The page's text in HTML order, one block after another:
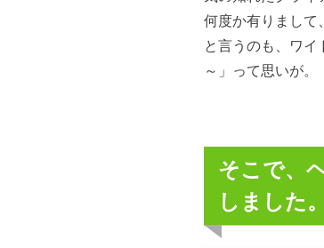
何度か有りまして
と言うのも、ワ
～」って思いが。
そこで、
しました。